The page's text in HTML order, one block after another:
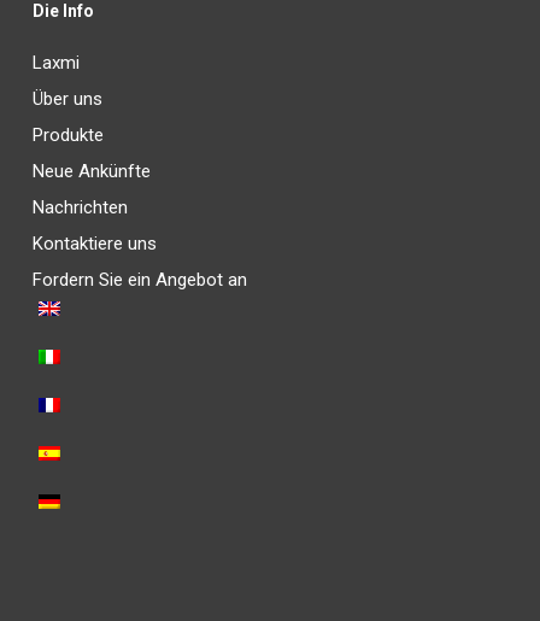
Die Info
Laxmi
Über uns
Produkte
Neue Ankünfte
Nachrichten
Kontaktiere uns
Fordern Sie ein Angebot an